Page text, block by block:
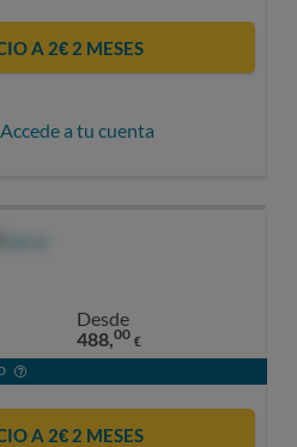
A 2€ 2 MESES
a tu cuenta
Desde
488,00 €
A 2€ 2 MESES